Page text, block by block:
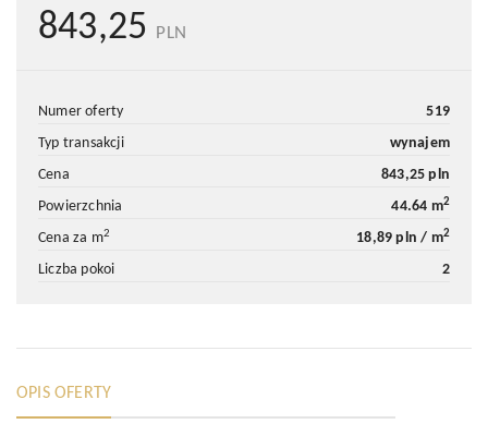
843,25 PLN
numer oferty
519
typ transakcji
wynajem
cena
843,25 pln
powierzchnia
44.64 m2
cena za m2 18,89 pln / m2
liczba pokoi 2
OPIS OFERTY